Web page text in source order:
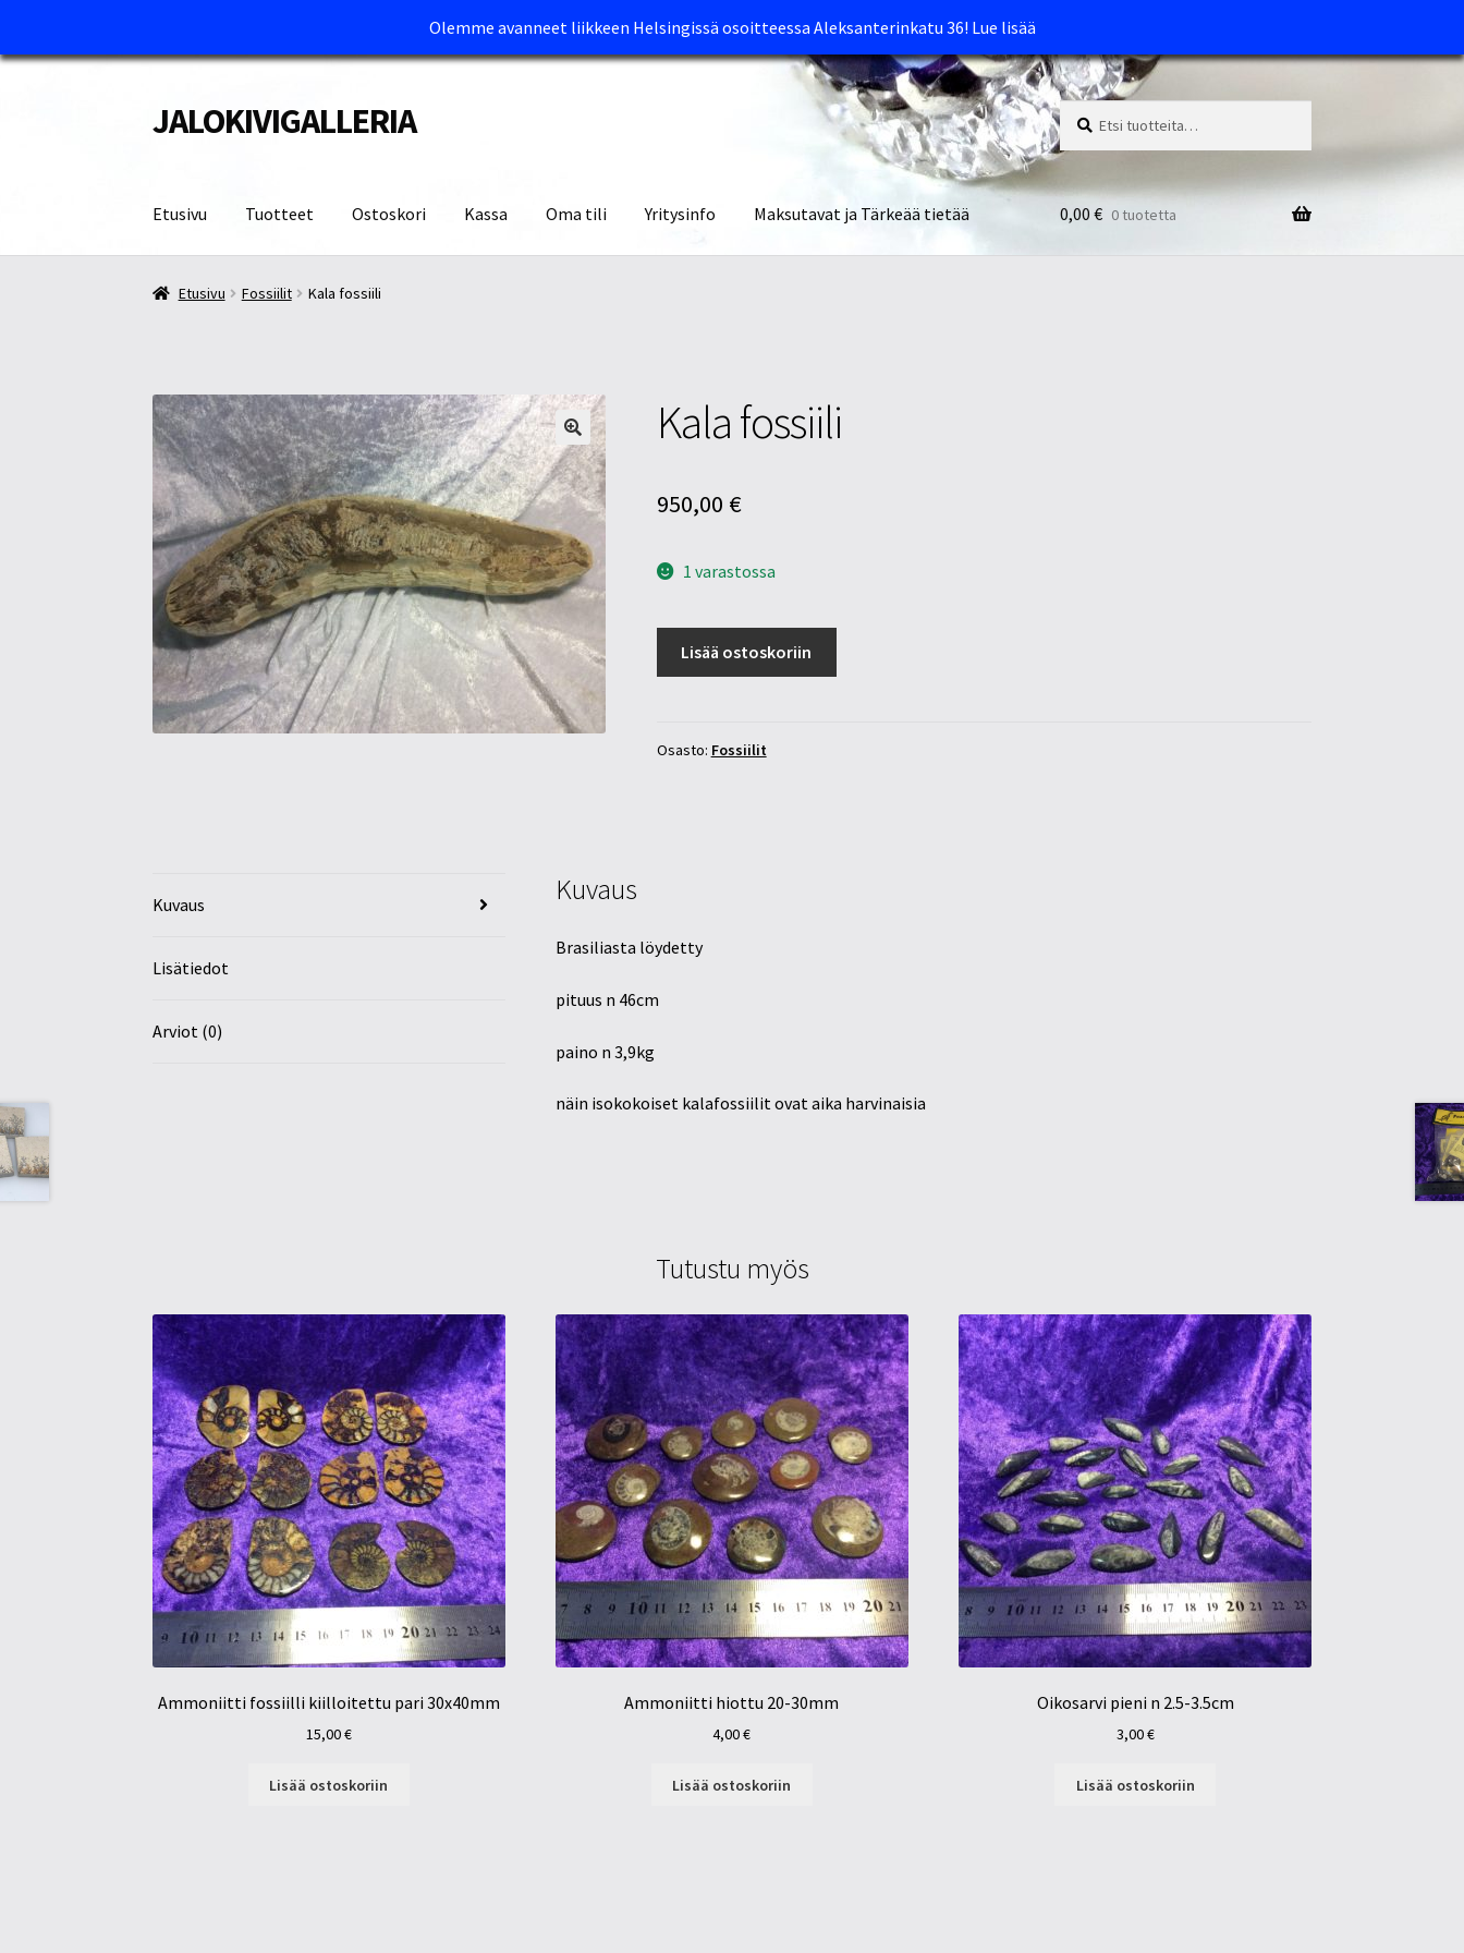
Olemme avanneet liikkeen Helsingissä osoitteessa Aleksanterinkatu 36! Lue lisää
Siirry
navigointiin
Siirry
sisältöön
JALOKIVIGALLERIA Etsi:
Haku
Etusivu Tuotteet Ostoskori Kassa Oma tili Yritysinfo Maksutavat ja Tärkeää tietää
Etusivu Kassa Maksutavat ja Tärkeää tietää
0,00 € 0 tuotetta
Etusivu Fossiilit Kala fossiili
Kala fossiili
950,00 €
1 varastossa
Lisää ostoskoriin
Osasto: Fossiilit
Kuvaus
Lisätiedot
Arviot (0)
Kuvaus
Brasiliasta löydetty
pituus n 46cm
paino n 3,9kg
näin isokokoiset kalafossiilit ovat aika harvinaisia
Tutustu myös
Ammoniitti fossiilli kiilloitettu pari 30x40mm
15,00€
Lisää ostoskoriin
Ammoniitti hiottu 20-30mm
4,00€
Lisää ostoskoriin
Oikosarvi pieni n 2.5-3.5cm
3,00€
Lisää ostoskoriin